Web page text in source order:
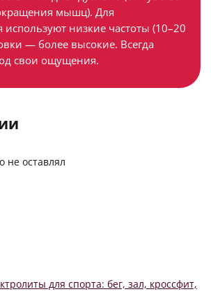
мышц). Для
используют низкие частоты (10–20
— более высокие. Всегда
свои ощущения.
не оставлял